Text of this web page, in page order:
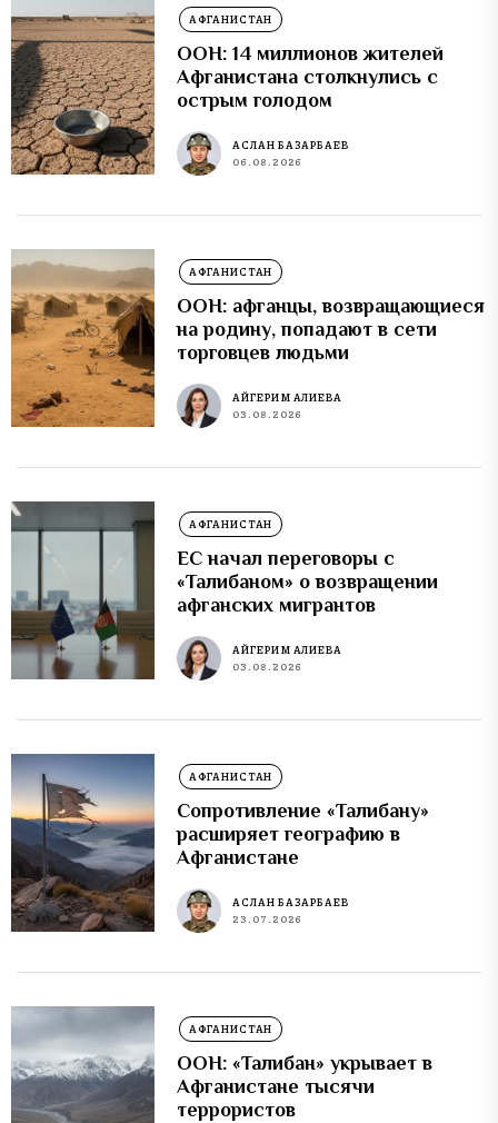
АФГАНИСТАН
ООН: 14 миллионов жителей
Афганистана столкнулись с
острым голодом
АСЛАН БАЗАРБАЕВ
06.08.2026
АФГАНИСТАН
ООН: афганцы, возвращающиеся
на родину, попадают в сети
торговцев людьми
АЙГЕРИМ АЛИЕВА
03.08.2026
АФГАНИСТАН
ЕС начал переговоры с
«Талибаном» о возвращении
афганских мигрантов
АЙГЕРИМ АЛИЕВА
03.08.2026
АФГАНИСТАН
Сопротивление «Талибану»
расширяет географию в
Афганистане
АСЛАН БАЗАРБАЕВ
23.07.2026
АФГАНИСТАН
ООН: «Талибан» укрывает в
Афганистане тысячи
террористов